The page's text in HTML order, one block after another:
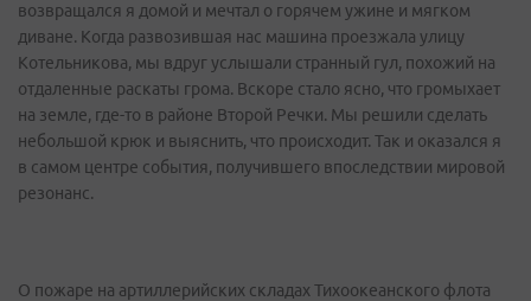
возвращался я домой и мечтал о горячем ужине и мягком
диване. Когда развозившая нас машина проезжала улицу
Котельникова, мы вдруг услышали странный гул, похожий на
отдаленные раскаты грома. Вскоре стало ясно, что громыхает
на земле, где-то в районе Второй Речки. Мы решили сделать
небольшой крюк и выяснить, что происходит. Так и оказался я
в самом центре события, получившего впоследствии мировой
резонанс.
О пожаре на артиллерийских складах Тихоокеанского флота